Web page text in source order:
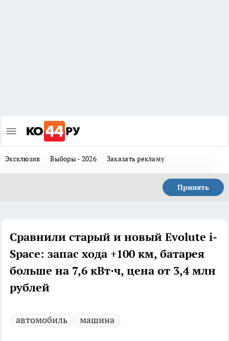
Эксклюзив Выборы - 2026 Заказать рекламу
Принять
Сравнили старый и новый Evolute i-
Space: запас хода +100 км, батарея
больше на 7,6 кВт·ч, цена от 3,4 млн
рублей
автомобиль машина